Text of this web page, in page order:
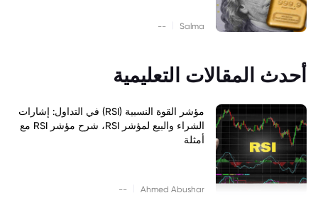
Salma
--
أحدث المقالات التعليمية
مؤشر القوة النسبية (RSI) في التداول: إشارات
الشراء والبيع لمؤشر RSI، شرح مؤشر RSI مع
أمثلة
Ahmed Abushar
--